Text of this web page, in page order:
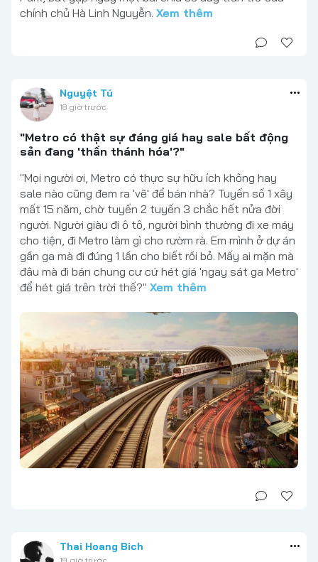
chính chủ Hà Linh Nguyễn. Xem thêm
Nguyệt Tú
18 giờ trước
"Metro có thật sự đáng giá hay sale bất động
sản đang 'thần thánh hóa'?"
"Mọi người ơi, Metro có thực sự hữu ích không hay
sale nào cũng đem ra 'vẽ' để bán nhà? Tuyến số 1 xây
mất 15 năm, chờ tuyến 2 tuyến 3 chắc hết nửa đời
người. Người giàu đi ô tô, người bình thường đi xe máy
cho tiện, đi Metro làm gì cho rườm rà. Em mình ở dự án
gần ga mà đi đúng 1 lần cho biết rồi bỏ. Mấy ai mặn mà
đâu mà đi bán chung cư cứ hét giá 'ngay sát ga Metro'
để hét giá trên trời thế?" Xem thêm
Thai Hoang Bich